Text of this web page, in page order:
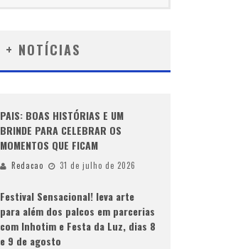
+ NOTÍCIAS
PAIS: BOAS HISTÓRIAS E UM
BRINDE PARA CELEBRAR OS
MOMENTOS QUE FICAM
Redacao 31 de julho de 2026
Festival Sensacional! leva arte
para além dos palcos em parcerias
com Inhotim e Festa da Luz, dias 8
e 9 de agosto